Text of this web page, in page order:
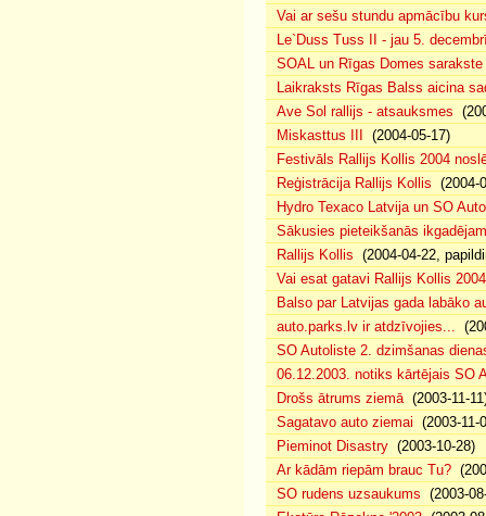
Vai ar sešu stundu apmācību
Le`Duss Tuss II - jau 5.
SOAL un Rīgas Domes
Laikraksts Rīgas Balss aicina
Ave Sol rallijs - atsauksmes
Miskasttus III
(2004-05-17)
Festivāls Rallijs Kollis 2004
Reģistrācija Rallijs Kollis (2004-
Hydro Texaco Latvija un SO
Sākusies pieteikšanās
Rallijs Kollis (2004-04-22,
Vai esat gatavi Rallijs Kollis
Balso par Latvijas gada labāko
auto.parks.lv ir atdzīvojies...
SO Autoliste 2. dzimšanas
06.12.2003. notiks kārtējais SO
Drošs ātrums ziemā(2003-11-
Sagatavo auto ziemai (2003-11-
Pieminot Disastry (2003-10-28)
Ar kādām riepām brauc Tu?
SO rudens uzsaukums (2003-